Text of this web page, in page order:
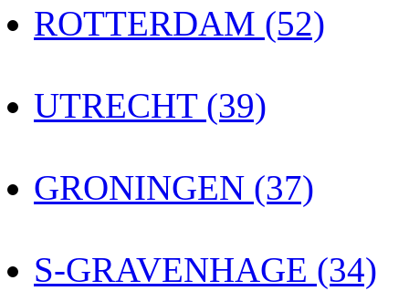
ROTTERDAM (52)
UTRECHT (39)
GRONINGEN (37)
S-GRAVENHAGE (34)